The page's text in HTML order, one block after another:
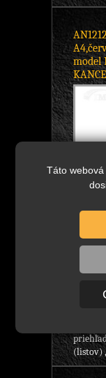
Táto
model
5,22 €
(listov)